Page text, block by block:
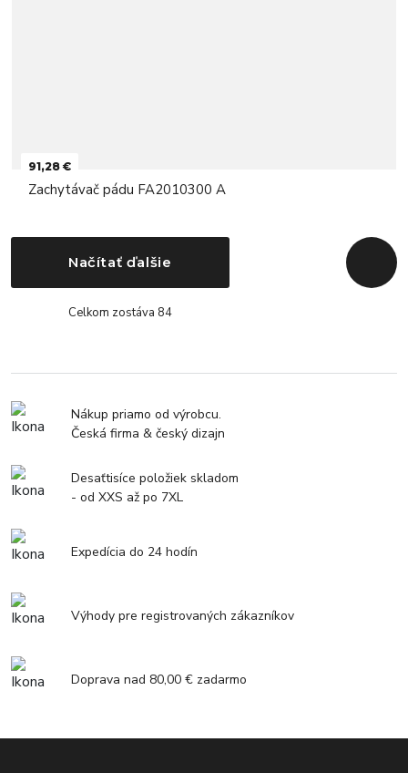
91,28 €
Zachytávač pádu FA2010300 A
Načítať ďalšie
Celkom zostáva 84
Späť
Nákup priamo od výrobcu.
Česká firma & český dizajn
Desaťtisíce položiek skladom
- od XXS až po 7XL
Expedícia do 24 hodín
Výhody pre registrovaných zákazníkov
Doprava nad 80,00 € zadarmo